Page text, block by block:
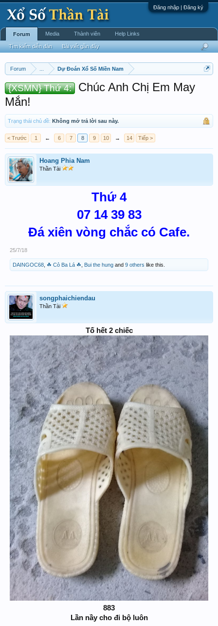
Đăng nhập | Đăng ký
Forum Dự Đoán Xổ Số Miền Nam
{XSMN} Thứ 4:
Chúc Anh Chị Em May
Mắn!
Trạng thái chủ đề: Không mở trả lời sau này.
< Trước 1 ← 6 7 8 9 10 → 14 Tiếp >
Hoang Phia Nam
Thần Tài
Thứ 4
07 14 39 83
Đá xiên vòng chắc có Cafe.
25/7/18
DAINGOC68 ☘ Cỏ Ba Lá ☘ Bui the hung and 9 others like this.
songphaichiendau
Thần Tài
Tố hết 2 chiếc
883
Lần nầy cho đi bộ luôn
Forum
Tìm kiếm diễn đàn Bài viết gần đây
Media Thành viên Help Links